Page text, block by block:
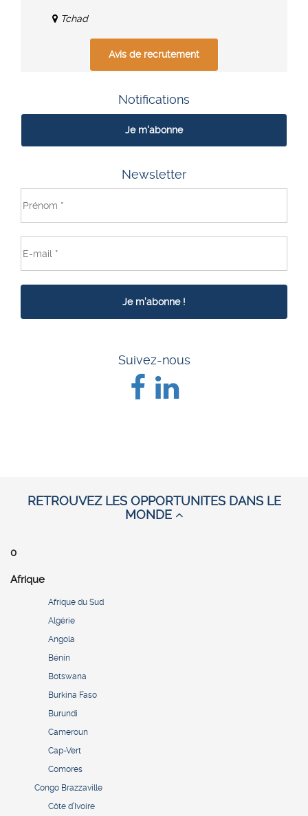
Tchad
Avis de recrutement
Notifications
Je m'abonne
Newsletter
Suivez-nous
RETROUVEZ LES OPPORTUNITES DANS LE
MONDE
0
Afrique
Afrique du Sud
Algérie
Angola
Bénin
Botswana
Burkina Faso
Burundi
Cameroun
Cap-Vert
Comores
Congo Brazzaville
Côte d’Ivoire